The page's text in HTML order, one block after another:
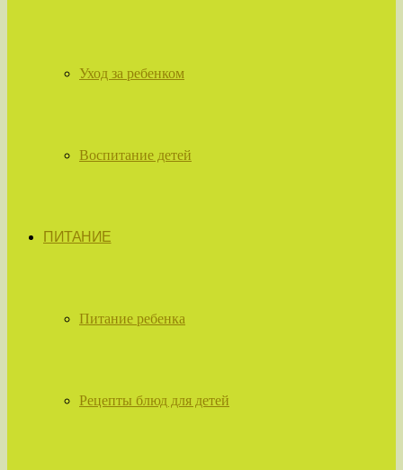
Уход за ребенком
Воспитание детей
ПИТАНИЕ
Питание ребенка
Рецепты блюд для детей